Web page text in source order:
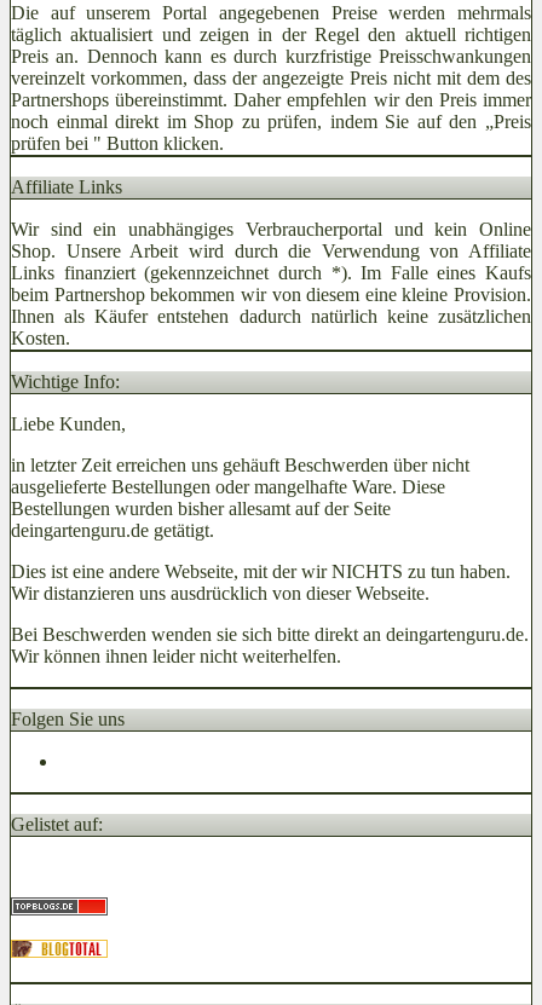
Die auf unserem Portal angegebenen Preise werden mehrmals
täglich aktualisiert und zeigen in der Regel den aktuell richtigen
Preis an. Dennoch kann es durch kurzfristige Preisschwankungen
vereinzelt vorkommen, dass der angezeigte Preis nicht mit dem des
Partnershops übereinstimmt. Daher empfehlen wir den Preis immer
noch einmal direkt im Shop zu prüfen, indem Sie auf den „Preis
prüfen bei " Button klicken.
Affiliate Links
Wir sind ein unabhängiges Verbraucherportal und kein Online
Shop. Unsere Arbeit wird durch die Verwendung von Affiliate
Links finanziert (gekennzeichnet durch *). Im Falle eines Kaufs
beim Partnershop bekommen wir von diesem eine kleine Provision.
Ihnen als Käufer entstehen dadurch natürlich keine zusätzlichen
Kosten.
Wichtige Info:
Liebe Kunden,
in letzter Zeit erreichen uns gehäuft Beschwerden über nicht
ausgelieferte Bestellungen oder mangelhafte Ware. Diese
Bestellungen wurden bisher allesamt auf der Seite
deingartenguru.de getätigt.
Dies ist eine andere Webseite, mit der wir NICHTS zu tun haben.
Wir distanzieren uns ausdrücklich von dieser Webseite.
Bei Beschwerden wenden sie sich bitte direkt an deingartenguru.de.
Wir können ihnen leider nicht weiterhelfen.
Folgen Sie uns
Gelistet auf: